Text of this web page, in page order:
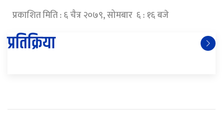
प्रकाशित मिति : ६ चैत्र २०७९, सोमबार ६ : १६ बजे
प्रतिक्रिया